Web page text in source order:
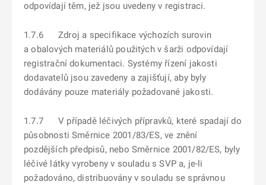
odpovídají těm, jež jsou uvedeny v registraci.
1.7.6 Zdroj a specifikace výchozích surovin
a obalových materiálů použitých v šarži odpovídají
registrační dokumentaci. Systémy řízení jakosti
dodavatelů jsou zavedeny a zajišťují, aby byly
dodávány pouze materiály požadované jakosti.
1.7.7 V případě léčivých přípravků, které spadají do
působnosti Směrnice 2001/83/ES, ve znění
pozdějších předpisů, nebo Směrnice 2001/82/ES, byly
léčivé látky vyrobeny v souladu s SVP a, je-li
požadováno, distribuovány v souladu se správnou